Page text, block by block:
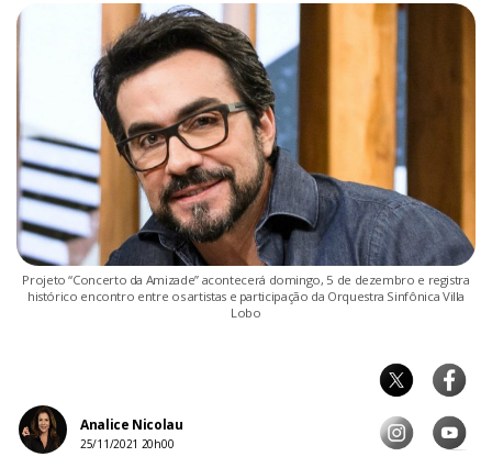
Projeto “Concerto da Amizade” acontecerá domingo, 5 de dezembro e registra
histórico encontro entre os artistas e participação da Orquestra Sinfônica Villa
Lobo
Analice Nicolau
25/11/2021 20h00